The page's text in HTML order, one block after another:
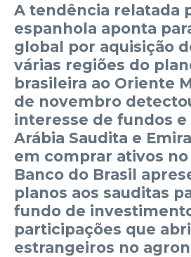
A tendência relatada
espanhola aponta
global por aquisição
várias regiões do
brasileira ao Oriente
de novembro
interesse de fundos e
Arábia Saudita e
em comprar ativos no
Banco do Brasil
planos aos sauditas
fundo de
participações que
estrangeiros no